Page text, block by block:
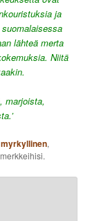
ja
lähteä merta
Niitä
marjoista,
myrkyllinen,